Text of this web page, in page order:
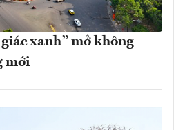
xanh” mở không
mới